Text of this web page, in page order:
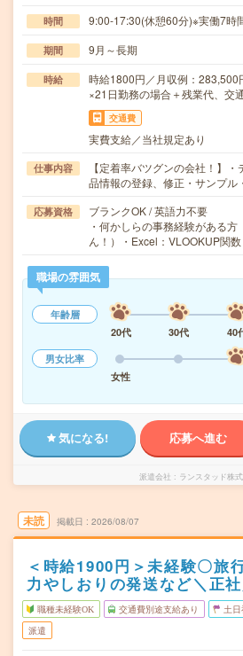
時間 9:00-17:30(休憩60分)※実働7時
期間 9月～長期
時給
時給1800円／月収例：
×21日勤務の場合＋残業代、
交通費
実費支給／当社規定あり
仕事内容
【定着率バツグンの会社！】
品情報の登録、修正・サンプ
応募資格
ブランクOK / 英語力不要
・何かしらの事務経験がある
ん！）・Excel：VLOOKUP関
職場の雰囲気
年齢層
20代
30代 40
男女比率
女性
気になる! 応募へ進む
派遣会社 ランスタッド株
未読 掲載日 2026/08/07
＜時給1900円＞未経験〇旅
力やしおりの発送など＼正
職種未経験OK 交通費別途支給あり 土
派遣